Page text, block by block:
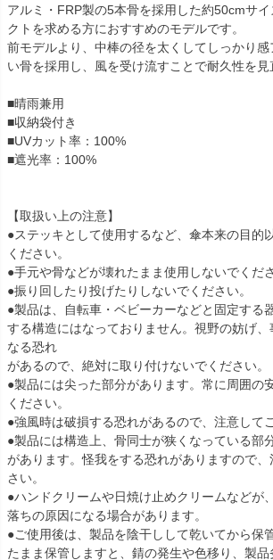
アルミ・FRP製の5本骨を採用した約50cmサ
クトを求める方におすすめのモデルです。
前モデルより、中棒の径を太くしてしっかり感
い骨を採用し、風を受け流すことで耐久性を見
■晴雨兼用
■収納袋付き
■UVカット率：100%
■遮光率：100%
【取扱い上の注意】
●ステッキとして使用するなど、傘本来の目的
ください。
●手元や骨などが壊れたまま使用しないでくださ
●振り回したり投げたりしないでください。
●製品は、自転車・ベビーカーなどと固定する
する構造にはなっておりません。視野の妨げ、
なる恐れ
があるので、絶対に取り付けないでください。
●製品には尖った部分があります。常に周囲の
ください。
●強風時は破損する恐れがあるので、注意して
●製品には構造上、骨同士が狭くなっている部
があります。怪我をする恐れがありますので
さい。
●ハンドクリームや日焼け止めクリームなどが
落ちの原因になる場合があります。
●ご使用後は、製品を陰干しして乾いてから保
たまま保管しますと、錆の発生や色移り、製